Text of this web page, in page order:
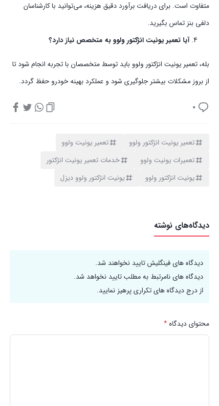
متفاوت است. برای دریافت برآورد دقیق هزینه، می‌توانید با کارشناسان
دلفی بنز تماس بگیرید.
آیا تعمیر یونیت انژکتور ولوو به متخصص نیاز دارد؟
بله، تعمیر یونیت انژکتور ولوو باید توسط متخصصان با تجربه انجام شود تا
از بروز مشکلات بیشتر جلوگیری شود و عملکرد بهینه خودرو حفظ گردد.
0
تعمیر یونیت انژکتور ولوو
تعمیر یونیت ولوو
تعمیرات یونیت ولوو
خدمات تعمیر یونیت انژکتور
یونیت انژکتور ولوو
یونیت انژکتور ولوو دیزل
دیدگاه‌های نوشته
دیدگاه های فینگلیش تایید نخواهند شد.
دیدگاه های نامرتبط به مطلب تایید نخواهد شد.
از درج دیدگاه های تکراری پرهیز نمایید.
محتوای دیدگاه*